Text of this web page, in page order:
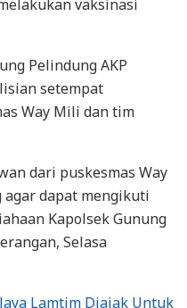
vaksinasi
Pelindung AKP
setempat
Way Mili dan tim
dari puskesmas Way
dapat mengikuti
Kapolsek Gunung
Selasa